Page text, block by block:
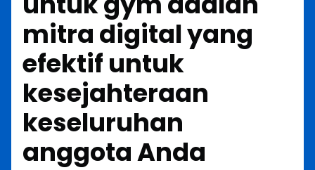
mitra digital yang
efektif untuk
kesejahteraan
keseluruhan
anggota Anda